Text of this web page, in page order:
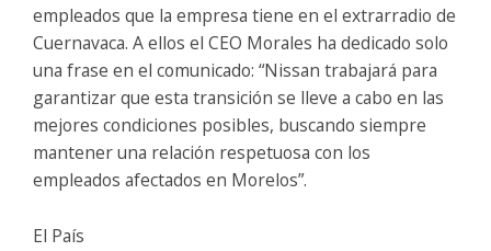
empleados que la empresa tiene en el extrarradio de
Cuernavaca. A ellos el CEO Morales ha dedicado solo
una frase en el comunicado: “Nissan trabajará para
garantizar que esta transición se lleve a cabo en las
mejores condiciones posibles, buscando siempre
mantener una relación respetuosa con los
empleados afectados en Morelos”.
El País